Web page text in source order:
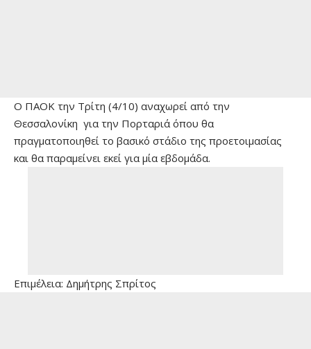
Ο ΠΑΟΚ την Τρίτη (4/10) αναχωρεί από την
Θεσσαλονίκη για την Πορταριά όπου θα
πραγματοποιηθεί το βασικό στάδιο της προετοιμασίας
και θα παραμείνει εκεί για μία εβδομάδα.
Επιμέλεια: Δημήτρης Σπρίτος